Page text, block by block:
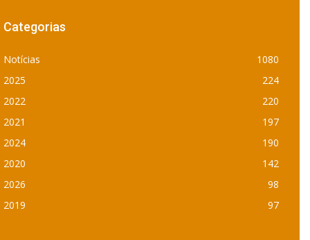
Categorias
Notícias
1080
2025
224
2022
220
2021
197
2024
190
2020
142
2026
98
2019
97